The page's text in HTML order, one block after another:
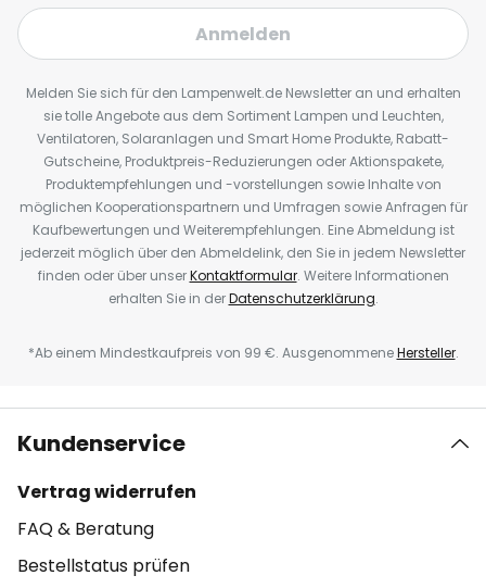
Anmelden
Melden Sie sich für den Lampenwelt.de Newsletter an und erhalten
sie tolle Angebote aus dem Sortiment Lampen und Leuchten,
Ventilatoren, Solaranlagen und Smart Home Produkte, Rabatt-
Gutscheine, Produktpreis-Reduzierungen oder Aktionspakete,
Produktempfehlungen und -vorstellungen sowie Inhalte von
möglichen Kooperationspartnern und Umfragen sowie Anfragen für
Kaufbewertungen und Weiterempfehlungen. Eine Abmeldung ist
jederzeit möglich über den Abmeldelink, den Sie in jedem Newsletter
finden oder über unserKontaktformular. Weitere Informationen
erhalten Sie in derDatenschutzerklärung.
*Ab einem Mindestkaufpreis von 99 €. AusgenommeneHersteller.
Kundenservice
Vertrag widerrufen
FAQ & Beratung
Bestellstatus prüfen